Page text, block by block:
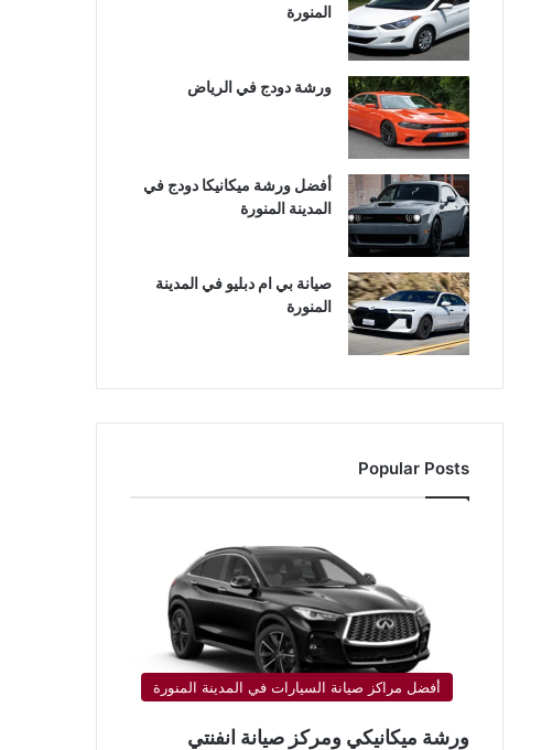
المنورة
ورشة دودج في الرياض
أفضل ورشة ميكانيكا دودج في
المدينة المنورة
صيانة بي ام دبليو في المدينة
المنورة
Popular Posts
أفضل مراكز صيانة السيارات في المدينة المنورة
ورشة ميكانيكي ومركز صيانة انفنتي